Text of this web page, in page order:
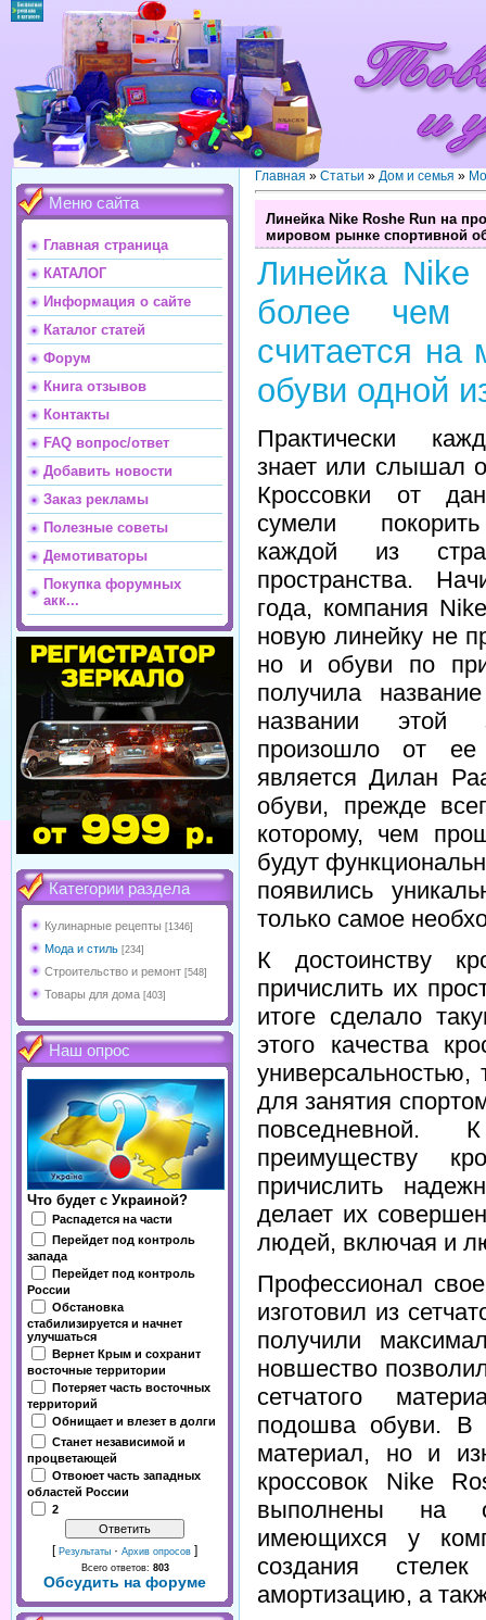
Меню сайта
Главная страница
КАТАЛОГ
Информация о сайте
Каталог статей
Форум
Книга отзывов
Контакты
FAQ вопрос/ответ
Добавить новости
Заказ рекламы
Полезные советы
Демотиваторы
Покупка форумных
акк...
Категории раздела
Кулинарные рецепты [1346]
Мода и стиль [234]
Строительство и ремонт [548]
Товары для дома [403]
Наш опрос
Что будет с Украиной?
Распадется на части
Перейдет под контроль
запада
Перейдет под контроль
России
Обстановка
стабилизируется и начнет
улучшаться
Вернет Крым и сохранит
восточные территории
Потеряет часть восточных
территорий
Обнищает и влезет в долги
Станет независимой и
процветающей
Отвоюет часть западных
областей России
2
[ Результаты · Архив опросов ]
Всего ответов: 803
Обсудить на форуме
Главная » Статьи » Дом и семья »
Линейка Nike Roshe Run на
мировом рынке спортивной
Линейка Nike
более чем
считается на
обуви одной
Практически
знает или слышал
Кроссовки от
сумели
каждой из
пространства.
года, компания
новую линейку не
но и обуви по
получила
названии этой
произошло от ее
является Дилан
обуви, прежде
которому, чем
будут
появились
только самое
К достоинству
причислить их
итоге сделало
этого качества
универсальностью,
для занятия
преимуществу
причислить
делает их
людей, включая и
Профессионал
изготовил из
получили
новшество
сетчатого
подошва обуви. В
материал, но и
кроссовок Nike
выполнены на
имеющихся у
создания
амортизацию, а